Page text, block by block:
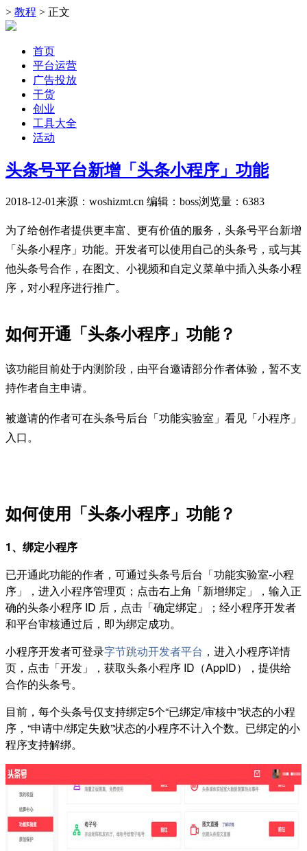
> 教程 > 正文
首页
平台运营
广告投放
干货
创业
工具大全
活动
头条号平台新增「头条小程序」功能
2018-12-01来源：woshizmt.cn 编辑：boss浏览量： 6383
为了给创作者提供更丰富、更有价值的服务，头条号平台新增
「头条小程序」功能。开发者可以使用自己的头条号，或与其
他头条号合作，在图文、小视频和自定义菜单中插入头条小程
序，对小程序进行推广。
如何开通「头条小程序」功能？
该功能目前处于内测阶段，由平台邀请部分作者体验，暂不支
持作者自主申请。
被邀请的作者可在头条号后台「功能实验室」看见「小程序」
入口。
如何使用「头条小程序」功能？
1、绑定小程序
已开通此功能的作者，可通过头条号后台「功能实验室-小程
序」，进入小程序管理页；点击右上角「新增绑定」，输入正
确的头条小程序 ID 后，点击「确定绑定」；经小程序开发者
和平台审核通过后，即为绑定成功。
小程序开发者可登录字节跳动开发者平台 ，进入小程序详情
页，点击「开发」，获取头条小程序 ID（AppID），提供给
合作的头条号。
目前，每个头条号仅支持绑定5个“已绑定/审核中”状态的小程
序，“申请中/绑定失败”状态的小程序不计入个数。已绑定的小
程序支持解绑。